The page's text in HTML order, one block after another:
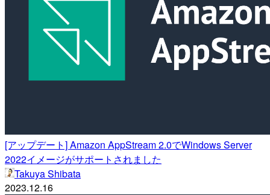
[アップデート] Amazon AppStream 2.0でWindows Server
2022イメージがサポートされました
Takuya Shibata
2023.12.16